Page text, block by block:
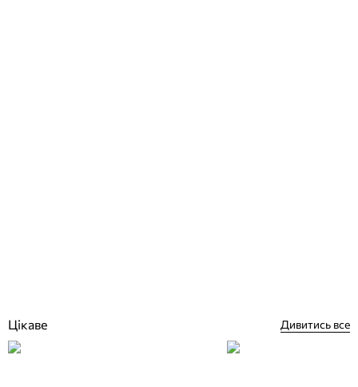
Цікаве Дивитись все